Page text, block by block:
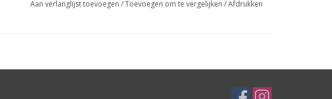
Aan verlanglijst toevoegen /Toevoegen om te vergelijken /Afdrukken